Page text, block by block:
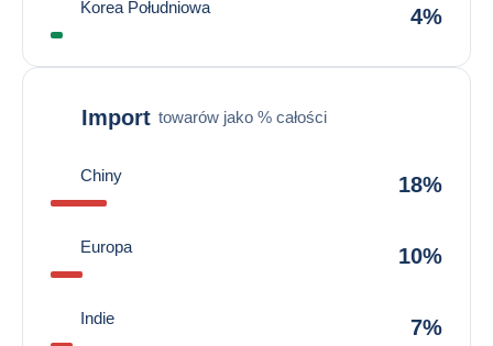
Korea Południowa 4%
Import towarów jako % całości
Chiny 18%
Europa 10%
Indie 7%